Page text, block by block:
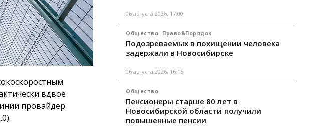
вдвое
провайдер
06 августа 2026, 17:00
Общество Право&Порядок
Подозреваемых в похищении человека
задержали в Новосибирске
06 августа 2026, 16:15
Общество
Пенсионеры старше 80 лет в
Новосибирской области получили
повышенные пенсии